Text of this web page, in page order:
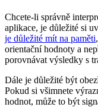
Chcete-li správně
aplikace, je důležité si
je důležité mít na paměti
orientační hodnoty a
porovnávat výsledky s
Dále je důležité být
Pokud si všimnete
hodnot, může to být